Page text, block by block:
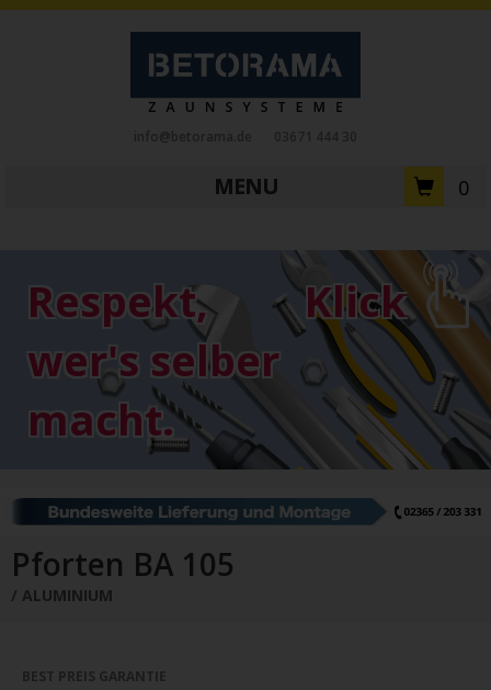
MENU 0
Schiebetore Drehtore Pforten Zaunfelder
Antriebe
Referenzen
Downloads Zubehör
Tore
ALUMINIUM
Schiebetore Industrie
Download
Industrie Zaunsysteme
Schiebetore Drehtore
Klick
Respekt,
wer's selber
macht.
Pforten BA 105
ALUMINIUM
BEST PREIS GARANTIE